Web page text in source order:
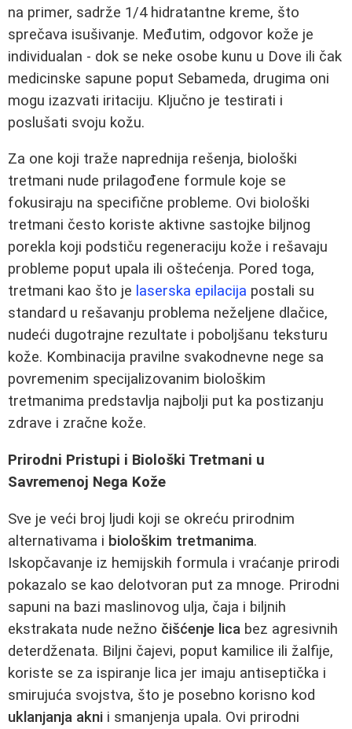
na primer, sadrže 1/4 hidratantne kreme, što
sprečava isušivanje. Međutim, odgovor kože je
individualan - dok se neke osobe kunu u Dove ili čak
medicinske sapune poput Sebameda, drugima oni
mogu izazvati iritaciju. Ključno je testirati i
poslušati svoju kožu.
Za one koji traže naprednija rešenja, biološki
tretmani nude prilagođene formule koje se
fokusiraju na specifične probleme. Ovi biološki
tretmani često koriste aktivne sastojke biljnog
porekla koji podstiču regeneraciju kože i rešavaju
probleme poput upala ili oštećenja. Pored toga,
tretmani kao što je laserska epilacija postali su
standard u rešavanju problema neželjene dlačice,
nudeći dugotrajne rezultate i poboljšanu teksturu
kože. Kombinacija pravilne svakodnevne nege sa
povremenim specijalizovanim biološkim
tretmanima predstavlja najbolji put ka postizanju
zdrave i zračne kože.
Prirodni Pristupi i Biološki Tretmani u
Savremenoj Nega Kože
Sve je veći broj ljudi koji se okreću prirodnim
alternativama i biološkim tretmanima.
Iskopčavanje iz hemijskih formula i vraćanje prirodi
pokazalo se kao delotvoran put za mnoge. Prirodni
sapuni na bazi maslinovog ulja, čaja i biljnih
ekstrakata nude nežno čišćenje lica bez agresivnih
deterdženata. Biljni čajevi, poput kamilice ili žalfije,
koriste se za ispiranje lica jer imaju antiseptička i
smirujuća svojstva, što je posebno korisno kod
uklanjanja akni i smanjenja upala. Ovi prirodni